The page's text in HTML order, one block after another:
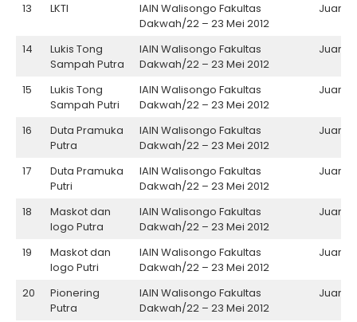
13 LKTI
IAIN Walisongo Fakultas
Dakwah/22 – 23 Mei 2012
Juara II
14
Lukis Tong
Sampah Putra
IAIN Walisongo Fakultas
Dakwah/22 – 23 Mei 2012
Juara II
15
Lukis Tong
Sampah Putri
IAIN Walisongo Fakultas
Dakwah/22 – 23 Mei 2012
Juara I
16
Duta Pramuka
Putra
IAIN Walisongo Fakultas
Dakwah/22 – 23 Mei 2012
Juara I
17
Duta Pramuka
Putri
IAIN Walisongo Fakultas
Dakwah/22 – 23 Mei 2012
Juara
18
Maskot dan
logo Putra
IAIN Walisongo Fakultas
Dakwah/22 – 23 Mei 2012
Juara I
19
Maskot dan
logo Putri
IAIN Walisongo Fakultas
Dakwah/22 – 23 Mei 2012
Juara II
20
Pionering
Putra
IAIN Walisongo Fakultas
Dakwah/22 – 23 Mei 2012
Juara